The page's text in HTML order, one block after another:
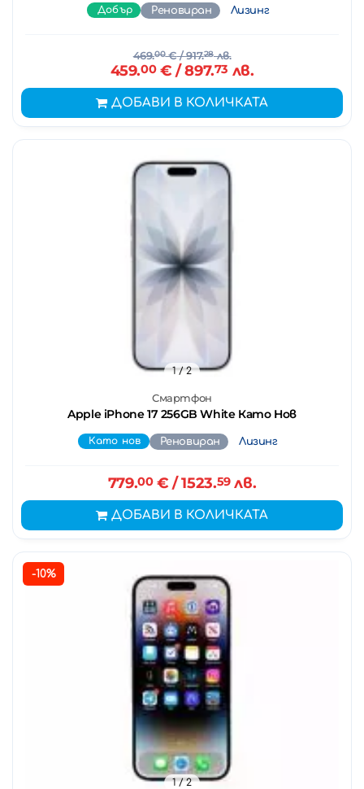
Добър Реновиран Лизинг
469.00€/ 917.28лв.
459.00€ / 897.73 лв.
ДОБАВИ В КОЛИЧКАТА
Смартфон
Apple iPhone 17 256GB White Като Нов
1/ 2
Като нов Реновиран Лизинг
779.00€ / 1523.59лв.
ДОБАВИ В КОЛИЧКАТА
-10%
1/ 2